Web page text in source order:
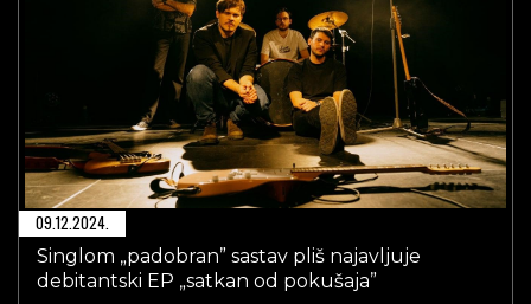
09.12.2024.
Singlom „padobran” sastav pliš najavljuje
debitantski EP „satkan od pokušaja”